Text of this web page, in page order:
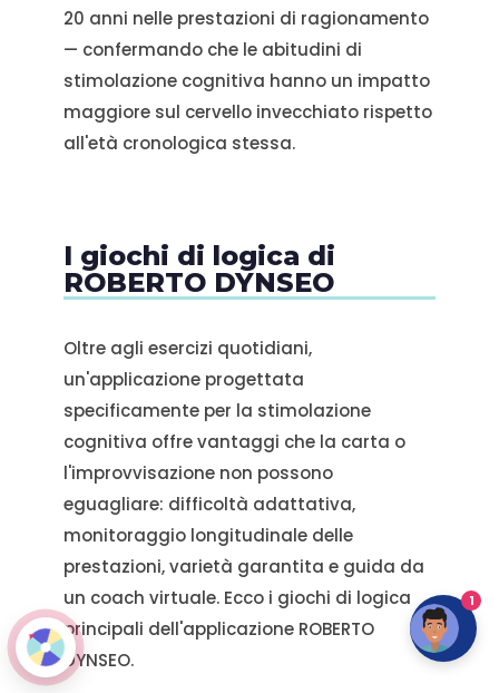
20 anni nelle prestazioni di ragionamento
— confermando che le abitudini di
stimolazione cognitiva hanno un impatto
maggiore sul cervello invecchiato rispetto
all'età cronologica stessa.
I giochi di logica di
ROBERTO DYNSEO
Oltre agli esercizi quotidiani,
un'applicazione progettata
specificamente per la stimolazione
cognitiva offre vantaggi che la carta o
l'improvvisazione non possono
eguagliare: difficoltà adattativa,
monitoraggio longitudinale delle
prestazioni, varietà garantita e guida da
un coach virtuale. Ecco i giochi di logica
principali dell'applicazione ROBERTO
DYNSEO.
1